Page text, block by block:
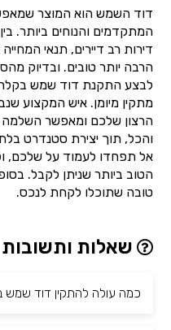
דוד השמש הוא המוצר
המתקדמים והנוחים ביותר.
דירות רב דיירים, תנאי
הרבה יותר טובים. ובדיוק
לבצע התקנת דוד שמש
מתקין מיומן. איש המקצוע
הרצון שלכם ומאפשר השלמה
והכל, תוך יצירת סטנדרט
אל תפחדו לעמוד על שלכם,
הטוב ביותר שניתן לקבל.
טובה שתוכלו לקחת לנכס.
שאלות ותשובות
כמה עולה להתקין דוד שמש